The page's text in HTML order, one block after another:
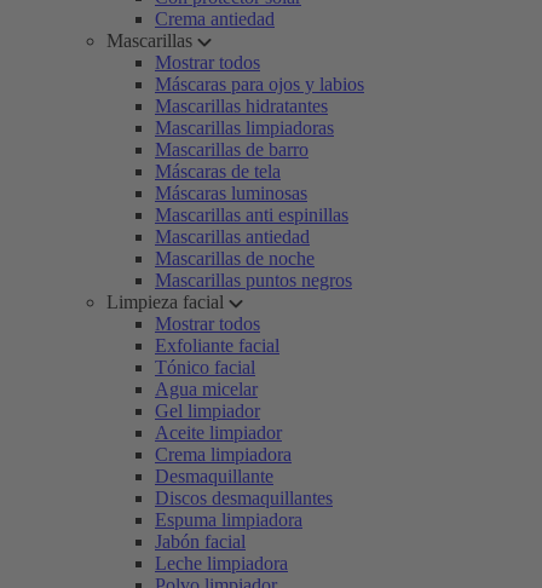
Crema antiedad
Mascarillas
Mostrar todos
Máscaras para ojos y labios
Mascarillas hidratantes
Mascarillas limpiadoras
Mascarillas de barro
Máscaras de tela
Máscaras luminosas
Mascarillas anti espinillas
Mascarillas antiedad
Mascarillas de noche
Mascarillas puntos negros
Limpieza facial
Mostrar todos
Exfoliante facial
Tónico facial
Agua micelar
Gel limpiador
Aceite limpiador
Crema limpiadora
Desmaquillante
Discos desmaquillantes
Espuma limpiadora
Jabón facial
Leche limpiadora